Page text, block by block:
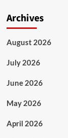
Archives
August 2026
July 2026
June 2026
May 2026
April 2026